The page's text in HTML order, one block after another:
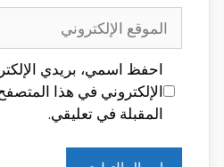
الموقع
الإلكتروني
احفظ اسمي، بريدي
الإلكتروني في هذا
المقبلة في تعليقي.